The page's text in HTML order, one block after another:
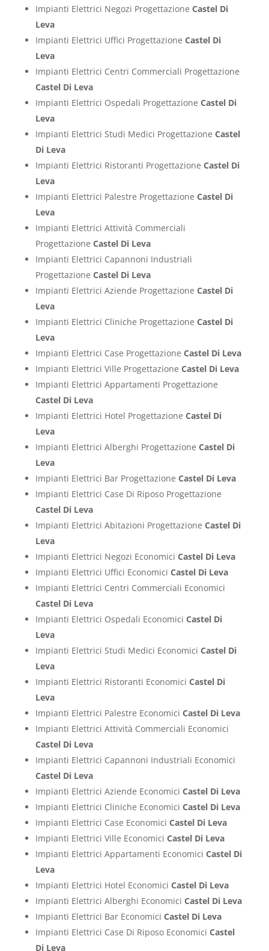
Impianti Elettrici Negozi Progettazione Castel Di
Leva
Impianti Elettrici Uffici Progettazione Castel Di
Leva
Impianti Elettrici Centri Commerciali Progettazione
Castel Di Leva
Impianti Elettrici Ospedali Progettazione Castel Di
Leva
Impianti Elettrici Studi Medici Progettazione Castel
Di Leva
Impianti Elettrici Ristoranti Progettazione Castel Di
Leva
Impianti Elettrici Palestre Progettazione Castel Di
Leva
Impianti Elettrici Attività Commerciali
Progettazione Castel Di Leva
Impianti Elettrici Capannoni Industriali
Progettazione Castel Di Leva
Impianti Elettrici Aziende Progettazione Castel Di
Leva
Impianti Elettrici Cliniche Progettazione Castel Di
Leva
Impianti Elettrici Case Progettazione Castel Di Leva
Impianti Elettrici Ville Progettazione Castel Di Leva
Impianti Elettrici Appartamenti Progettazione
Castel Di Leva
Impianti Elettrici Hotel Progettazione Castel Di
Leva
Impianti Elettrici Alberghi Progettazione Castel Di
Leva
Impianti Elettrici Bar Progettazione Castel Di Leva
Impianti Elettrici Case Di Riposo Progettazione
Castel Di Leva
Impianti Elettrici Abitazioni Progettazione Castel Di
Leva
Impianti Elettrici Negozi Economici Castel Di Leva
Impianti Elettrici Uffici Economici Castel Di Leva
Impianti Elettrici Centri Commerciali Economici
Castel Di Leva
Impianti Elettrici Ospedali Economici Castel Di
Leva
Impianti Elettrici Studi Medici Economici Castel Di
Leva
Impianti Elettrici Ristoranti Economici Castel Di
Leva
Impianti Elettrici Palestre Economici Castel Di Leva
Impianti Elettrici Attività Commerciali Economici
Castel Di Leva
Impianti Elettrici Capannoni Industriali Economici
Castel Di Leva
Impianti Elettrici Aziende Economici Castel Di Leva
Impianti Elettrici Cliniche Economici Castel Di Leva
Impianti Elettrici Case Economici Castel Di Leva
Impianti Elettrici Ville Economici Castel Di Leva
Impianti Elettrici Appartamenti Economici Castel Di
Leva
Impianti Elettrici Hotel Economici Castel Di Leva
Impianti Elettrici Alberghi Economici Castel Di Leva
Impianti Elettrici Bar Economici Castel Di Leva
Impianti Elettrici Case Di Riposo Economici Castel
Di Leva